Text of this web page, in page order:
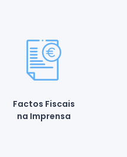
Factos Fiscais
na Imprensa